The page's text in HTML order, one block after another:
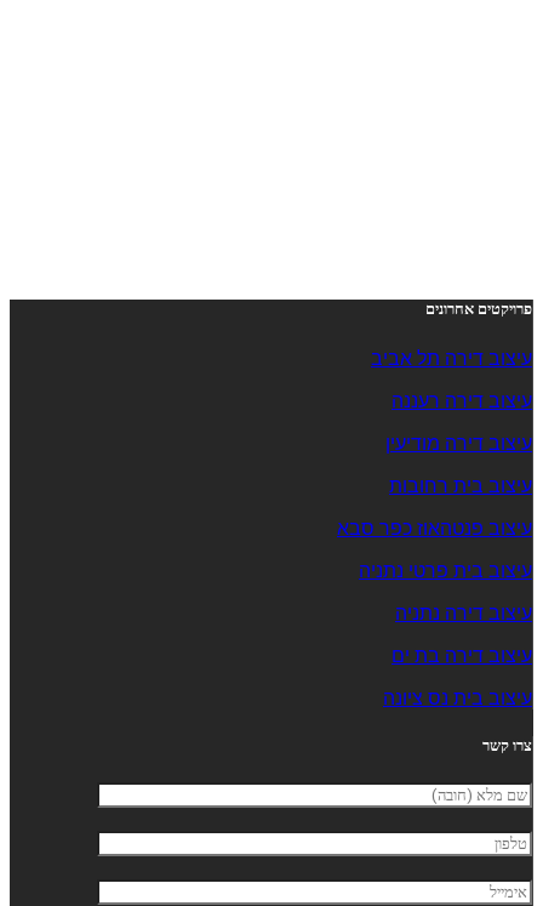
פרויקטים אחרונים
עיצוב דירה תל אביב
עיצוב דירה רעננה
עיצוב דירה מודיעין
עיצוב בית רחובות
עיצוב פנטהאוז כפר סבא
עיצוב בית פרטי נתניה
עיצוב דירה נתניה
עיצוב דירה בת ים
עיצוב בית נס ציונה
צרו קשר